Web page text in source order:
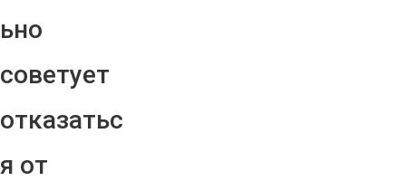
ьно
советует
отказатьс
я от